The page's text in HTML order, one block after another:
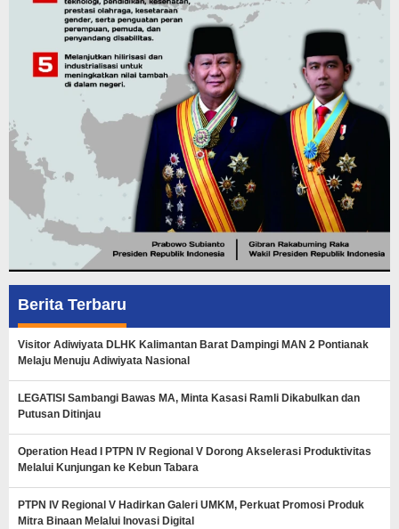
Berita Terbaru
Visitor Adiwiyata DLHK Kalimantan Barat Dampingi MAN 2 Pontianak
Melaju Menuju Adiwiyata Nasional
LEGATISI Sambangi Bawas MA, Minta Kasasi Ramli Dikabulkan dan
Putusan Ditinjau
Operation Head I PTPN IV Regional V Dorong Akselerasi Produktivitas
Melalui Kunjungan ke Kebun Tabara
PTPN IV Regional V Hadirkan Galeri UMKM, Perkuat Promosi Produk
Mitra Binaan Melalui Inovasi Digital